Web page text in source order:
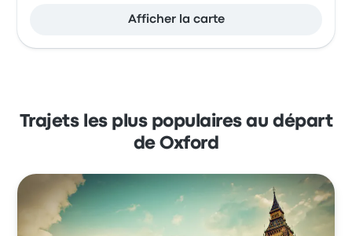
Afficher la carte
Trajets les plus populaires au départ
de Oxford